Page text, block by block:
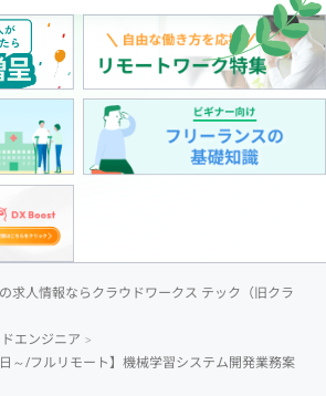
求人情報ならクラウドワークス テック（旧クラ
エンジニア
～/フルリモート】機械学習システム開発業務案